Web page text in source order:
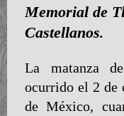
Memorial de
Castellanos.
La matanza
ocurrido el 2 de
de México,